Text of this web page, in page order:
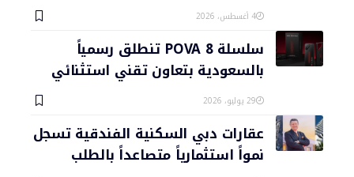
4 أغسطس، 2026
سلسلة POVA 8 تنطلق رسمياً
بالسعودية بتعاون تقني استثنائي
29 يوليو، 2026
عقارات دبي السكنية الفندقية تسجل
نمواً استثمارياً متصاعداً بالطلب